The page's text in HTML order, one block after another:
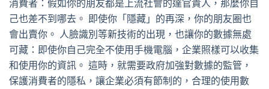
消費者：假如你的朋友都是上流社會的達官貴人，那麼你自
己也差不到哪去。 即使你「隱藏」的再深，你的朋友圈也
會出賣你。 人臉識別等新技術的出現，也讓你的數據無處
可藏：即使你自己完全不使用手機電腦，企業照樣可以收集
和使用你的資訊。 這時，就需要政府加強對數據的監管，
保護消費者的隱私，讓企業必須有節制的，合理的使用數